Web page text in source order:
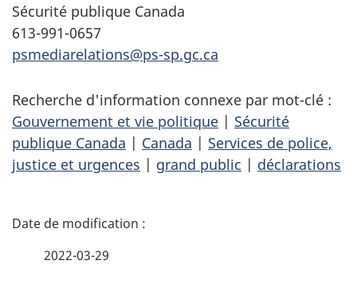
Sécurité publique Canada
613-991-0657
psmediarelations@ps-sp.gc.ca
Recherche d'information connexe par mot-clé :
Gouvernement et vie politique | Sécurité
publique Canada | Canada | Services de police,
justice et urgences | grand public | déclarations
D
2022-03-29